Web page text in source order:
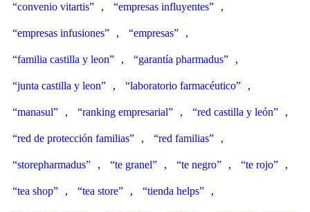
“convenio vitartis” , “empresas influyentes” ,
“empresas infusiones” , “empresas” ,
“familia castilla y leon” , “garantía pharmadus” ,
“junta castilla y leon” , “laboratorio farmacéutico” ,
“manasul” , “ranking empresarial” , “red castilla y león” ,
“red de protección familias” , “red familias” ,
“storepharmadus” , “te granel” , “te negro” , “te rojo” ,
“tea shop” , “tea store” , “tienda helps” ,